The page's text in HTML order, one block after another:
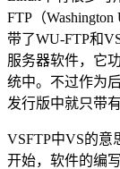
FTP（
带了WU-FTP和
服务器软件，它
统中。不过作为
发行版中就只带有
VSFTP中VS的意
开始，软件的编